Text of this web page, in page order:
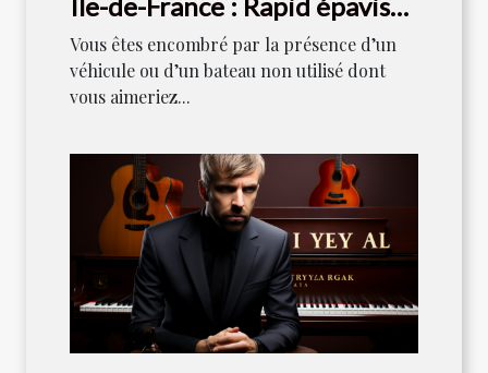
est votre référence
Vous êtes encombré par la présence d’un
véhicule ou d’un bateau non utilisé dont
vous aimeriez...